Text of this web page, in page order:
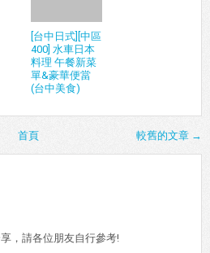
[台中日式][中區
400] 水車日本
料理 午餐新菜
單&豪華便當
(台中美食)
較舊的文章 →
首頁
，請各位朋友自行參考!